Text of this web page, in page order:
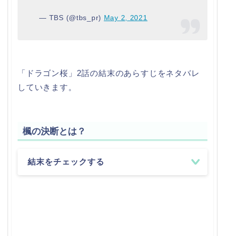
— TBS (@tbs_pr) May 2, 2021
「ドラゴン桜」2話の結末のあらすじをネタバレ
していきます。
楓の決断とは？
結末をチェックする